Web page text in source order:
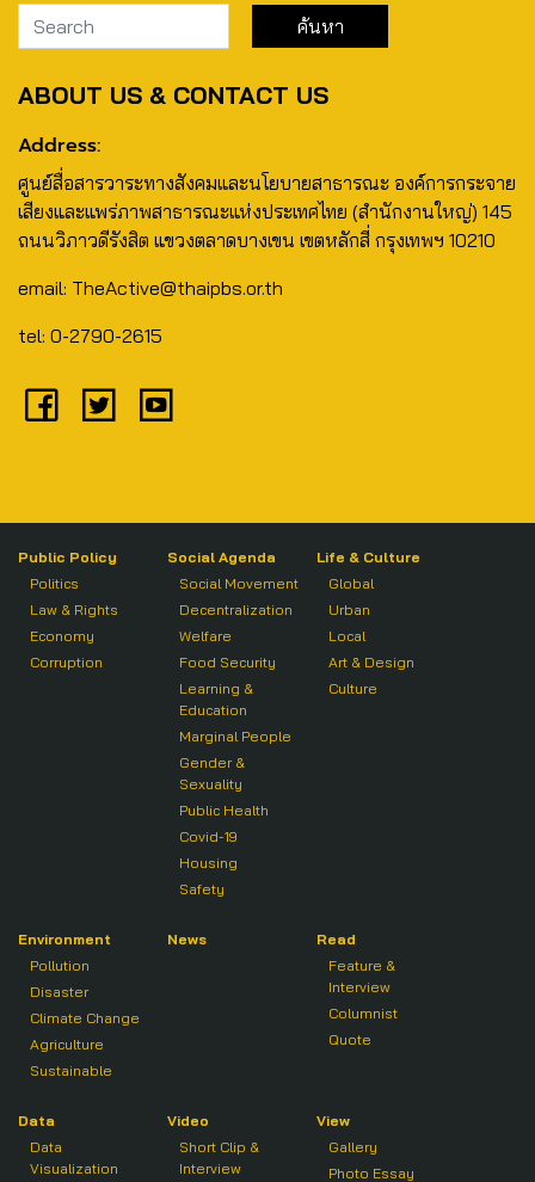
ABOUT US & CONTACT US
Address:
ศูนย์สื่อสารวาระทางสังคมและนโยบายสาธารณะ องค์การกระจาย
เสียงและแพร่ภาพสาธารณะแห่งประเทศไทย (สำนักงานใหญ่) 145
ถนนวิภาวดีรังสิต แขวงตลาดบางเขน เขตหลักสี่ กรุงเทพฯ 10210
email: TheActive@thaipbs.or.th
tel: 0-2790-2615
Public Policy
Politics
Law & Rights
Economy
Corruption
Social Agenda
Social Movement
Decentralization
Welfare
Food Security
Learning &
Education
Marginal People
Gender &
Sexuality
Public Health
Covid-19
Housing
Safety
Life & Culture
Global
Urban
Local
Art & Design
Culture
Environment
Pollution
Disaster
Climate Change
Agriculture
Sustainable
News
Read
Feature &
Interview
Columnist
Quote
Data
Data
Visualization
Video
Short Clip &
Interview
View
Gallery
Photo Essay